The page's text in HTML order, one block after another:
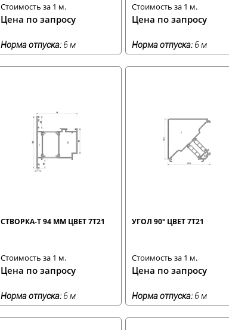
Стоимость за 1 м.
Цена по запросу
Норма отпуска:6 м
Стоимость за 1 м.
Цена по запросу
Норма отпуска:6 м
СТВОРКА-Т 94 ММ ЦВЕТ 7T21
Стоимость за 1 м.
Цена по запросу
Норма отпуска:6 м
УГОЛ 90° ЦВЕТ 7T21
Стоимость за 1 м.
Цена по запросу
Норма отпуска:6 м